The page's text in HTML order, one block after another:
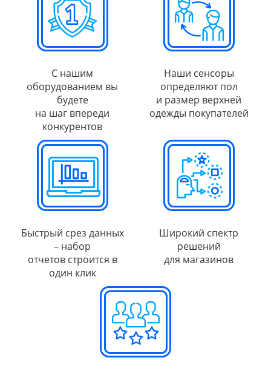
С нашим
оборудованием вы
будете
на шаг впереди
конкурентов
Наши сенсоры
определяют пол
и размер верхней
одежды покупателей
Быстрый срез данных
– набор
отчетов строится в
один клик
Широкий спектр
решений
для магазинов